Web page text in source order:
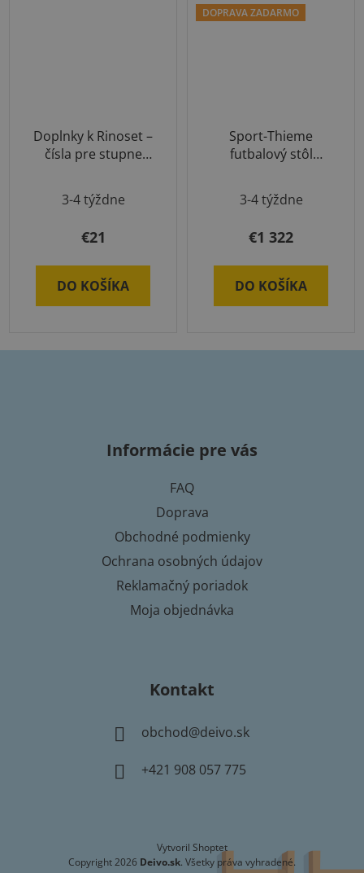
Doplnky k Rinoset –
čísla pre stupne
3-4 týždne
€21
DO KOŠÍKA
DOPRAVA ZADARMO
Sport-Thieme
futbalový stôl
3-4 týždne
€1 322
DO KOŠÍKA
Informácie pre vás
FAQ
Doprava
Obchodné podmienky
Ochrana osobných údajov
Reklamačný poriadok
Moja objednávka
Kontakt
obchod@deivo.sk
+421 908 057 775
Vytvoril Shoptet
Copyright 2026 Deivo.sk. Všetky práva vyhradené.